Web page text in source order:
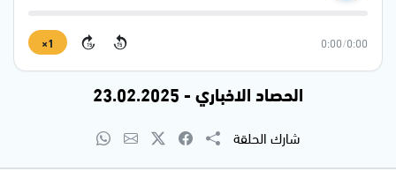
0:00
/
0:00
15
15
1×
الحصاد الاخباري - 23.02.2025
شارك الحلقة